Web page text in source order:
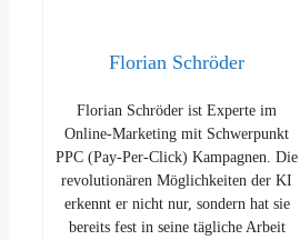
Florian Schröder
Florian Schröder ist Experte im
Online-Marketing mit Schwerpunkt
PPC (Pay-Per-Click) Kampagnen. Die
revolutionären Möglichkeiten der KI
erkennt er nicht nur, sondern hat sie
bereits fest in seine tägliche Arbeit